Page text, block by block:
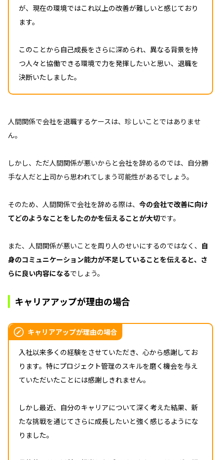
が、現在の環境ではこれ以上の改善が難しいと感じており
ます。
このことから自己成長をさらに深められ、異なる背景を持
つ人々と協働できる環境で力を発揮したいと思い、退職を
決断いたしました。
人間関係で会社を退職するケースは、珍しいことではありませ
ん。
しかし、ただ人間関係が悪いからと会社を辞めるのでは、自分勝
手な人だと上司から思われてしまう可能性があるでしょう。
そのため、人間関係で会社を辞める際は、 今の会社で改善に向け
てどのようなことをしたのかを伝えることが大切です。
また、人間関係が悪いことを周り人のせいにするのではなく、 自
身のコミュニケーション能力が不足していることを伝えると、さ
らに良い内容になるでしょう。
キャリアアップが理由の場合
キャリアアップが理由の場合
入社以来多くの経験をさせていただき、心から感謝してお
ります。特にプロジェクト管理のスキルを磨く機会を与え
ていただいたことには感謝しきれません。
しかし最近、自分のキャリアについて深く考えた結果、新
たな挑戦を通じてさらに成長したいと強く感じるようにな
りました。